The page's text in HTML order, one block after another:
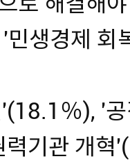
생경제 회
'(18.1％), '
기관 개혁